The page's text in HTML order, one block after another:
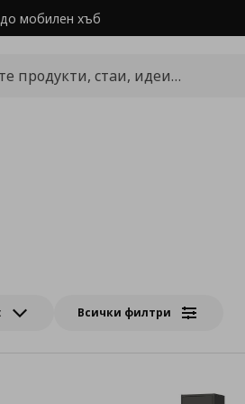
мобилен хъб
Всички филтри